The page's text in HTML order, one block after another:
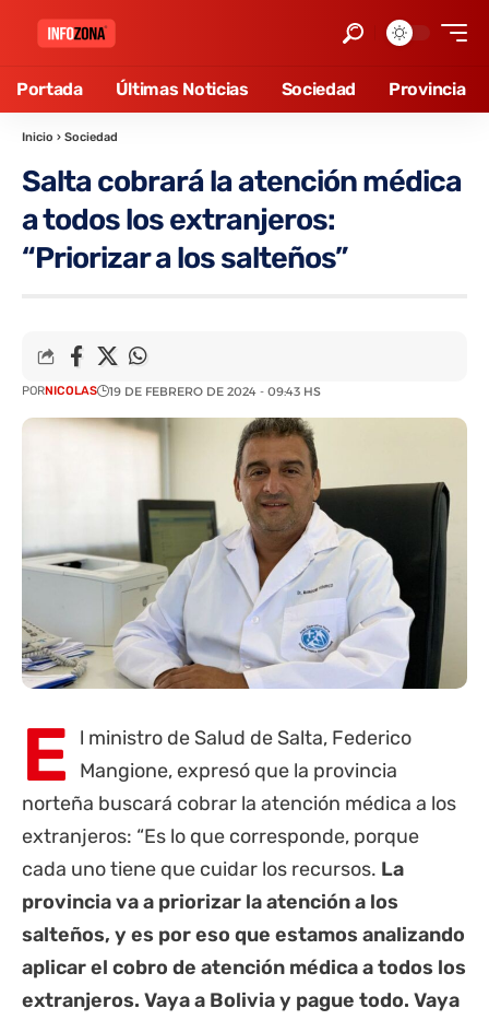
Portada Últimas Noticias Sociedad Provincia
Inicio › Sociedad
Salta cobrará la atención médica
a todos los extranjeros:
“Priorizar a los salteños”
PORNICOLAS 19 DE FEBRERO DE 2024 - 09:43 HS
E
l ministro de Salud de Salta, Federico
Mangione, expresó que la provincia
norteña buscará cobrar la atención médica a los
extranjeros: “Es lo que corresponde, porque
cada uno tiene que cuidar los recursos. La
provincia va a priorizar la atención a los
salteños, y es por eso que estamos analizando
aplicar el cobro de atención médica a todos los
extranjeros. Vaya a Bolivia y pague todo. Vaya